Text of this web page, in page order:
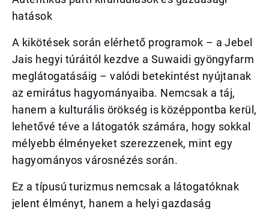
hatások
A kikötések során elérhető programok – a Jebel
Jais hegyi túráitól kezdve a Suwaidi gyöngyfarm
meglátogatásáig – valódi betekintést nyújtanak
az emirátus hagyományaiba. Nemcsak a táj,
hanem a kulturális örökség is középpontba kerül,
lehetővé téve a látogatók számára, hogy sokkal
mélyebb élményeket szerezzenek, mint egy
hagyományos városnézés során.
Ez a típusú turizmus nemcsak a látogatóknak
jelent élményt, hanem a helyi gazdaság